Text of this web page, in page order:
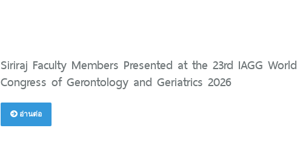
Siriraj Faculty Members Presented at the 23rd IAGG World
Congress of Gerontology and Geriatrics 2026
อ่านต่อ